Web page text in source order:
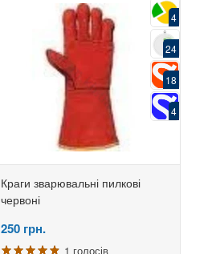
4
24
18
4
Краги зварювальні пилкові
червоні
250 грн.
1 голосів